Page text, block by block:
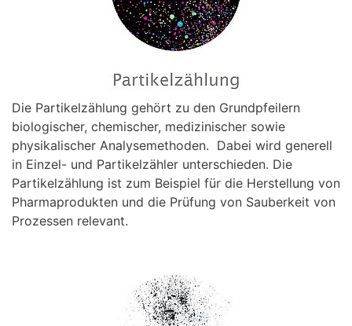
Die Partikelzählung gehört zu den Grundpfeilern
biologischer, chemischer, medizinischer sowie
physikalischer Analysemethoden. Dabei wird generell
in Einzel- und Partikelzähler unterschieden. Die
Partikelzählung ist zum Beispiel für die Herstellung von
Pharmaprodukten und die Prüfung von Sauberkeit von
Prozessen relevant.